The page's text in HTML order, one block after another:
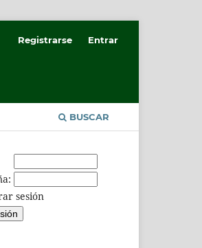
BUSCAR
Registrarse Entrar
sesión